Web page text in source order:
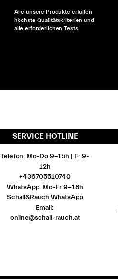
Alle unsere Produkte erfüllen
höchste Qualitätskriterien und
alle erforderlichen Tests
SERVICE HOTLINE
Telefon: Mo-Do 9-15h | Fr 9-
12h
+436705510740
WhatsApp: Mo-Fr 9-18h
Schall&Rauch WhatsApp
Email:
online@schall-rauch.at